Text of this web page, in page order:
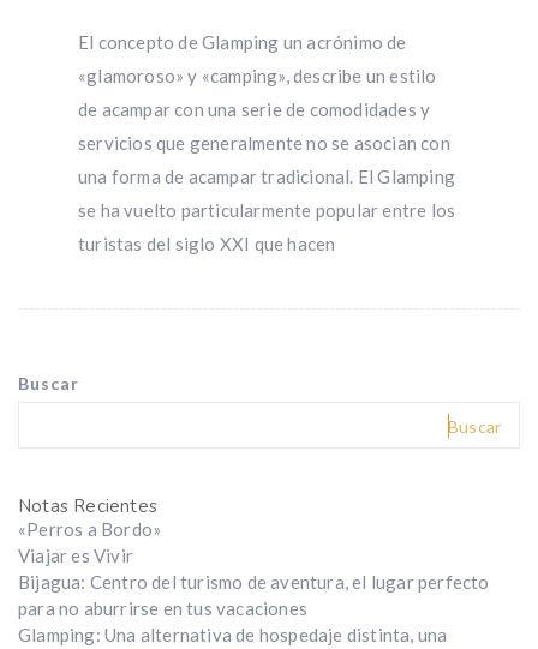
El concepto de Glamping un acrónimo de
«glamoroso» y «camping», describe un estilo
de acampar con una serie de comodidades y
servicios que generalmente no se asocian con
una forma de acampar tradicional. El Glamping
se ha vuelto particularmente popular entre los
turistas del siglo XXI que hacen
Buscar
Buscar
Notas Recientes
«Perros a Bordo»
Viajar es Vivir
Bijagua: Centro del turismo de aventura, el lugar perfecto
para no aburrirse en tus vacaciones
Glamping: Una alternativa de hospedaje distinta, una